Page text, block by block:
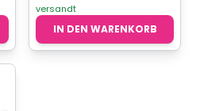
versandt
IN DEN WARENKORB